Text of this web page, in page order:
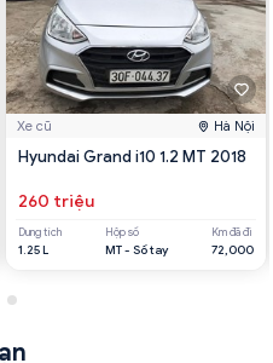
Xe cũ Hà Nội
Hyundai Grand i10 1.2 MT 2018
260 triệu
Dung tích
1.25 L
Hộp số
MT - Số tay
Km đã đi
72,000